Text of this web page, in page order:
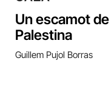
Un escamot
Palestina
Guillem Pujol Borras